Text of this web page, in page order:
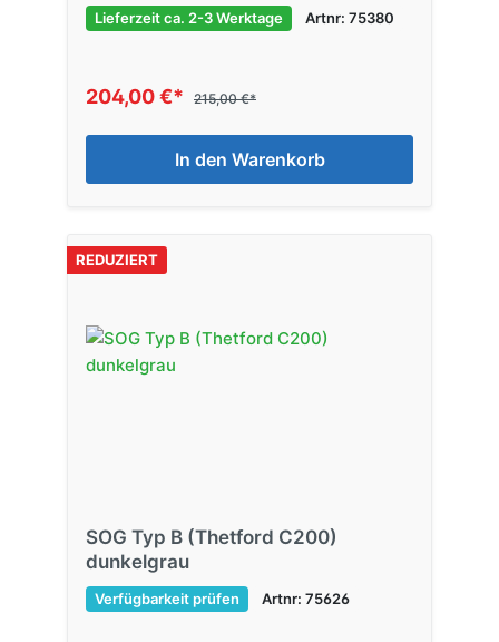
Lieferzeit ca. 2-3 Werktage Artnr: 75380
204,00 €* 215,00 €*
In den Warenkorb
REDUZIERT
SOG Typ B (Thetford C200)
dunkelgrau
Verfügbarkeit prüfen Artnr: 75626